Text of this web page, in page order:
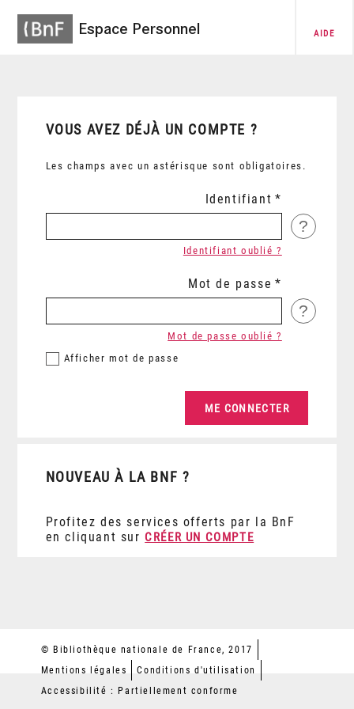
Espace Personnel AIDE
VOUS AVEZ DÉJÀ UN COMPTE ?
Les champs avec un astérisque sont obligatoires.
Identifiant
?
Identifiant oublié ?
Mot de passe
?
Afficher mot de passe
Mot de passe oublié ?
NOUVEAU À LA BNF ?
Profitez des services offerts par la BnF
en cliquant sur CRÉER UN COMPTE
© Bibliothèque nationale de France, 2017
Mentions légales
Conditions d'utilisation
Accessibilité : Partiellement conforme